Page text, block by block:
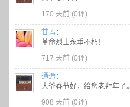
170 天前 (0评)
甘玛：
革命烈士永垂不朽！
717 天前 (0评)
通途：
大爷春节好，给您老拜年了。
908 天前 (0评)